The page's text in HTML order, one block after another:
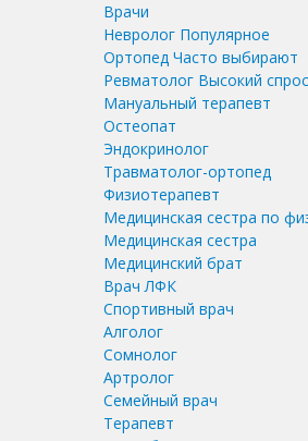
Врачи
Невролог Популярное
Ортопед Часто выбирают
Ревматолог Высокий спрос
Мануальный терапевт
Остеопат
Эндокринолог
Травматолог-ортопед
Физиотерапевт
Медицинская сестра по
Медицинская сестра
Медицинский брат
Врач ЛФК
Спортивный врач
Алголог
Сомнолог
Артролог
Семейный врач
Терапевт